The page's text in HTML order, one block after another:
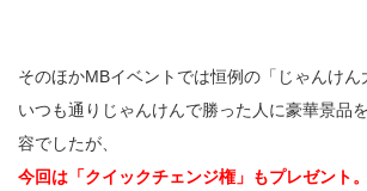
そのほかMBイベントでは恒例の「じゃんけん
いつも通りじゃんけんで勝った人に豪華景品
容でしたが、
今回は「クイックチェンジ権」もプレゼント。